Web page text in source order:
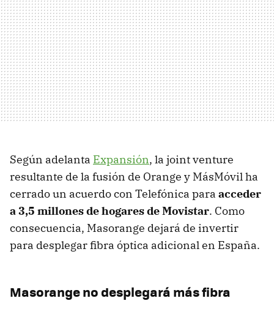
Según adelanta Expansión, la joint venture
resultante de la fusión de Orange y MásMóvil ha
cerrado un acuerdo con Telefónica para acceder
a 3,5 millones de hogares de Movistar. Como
consecuencia, Masorange dejará de invertir
para desplegar fibra óptica adicional en España.
Masorange no desplegará más fibra